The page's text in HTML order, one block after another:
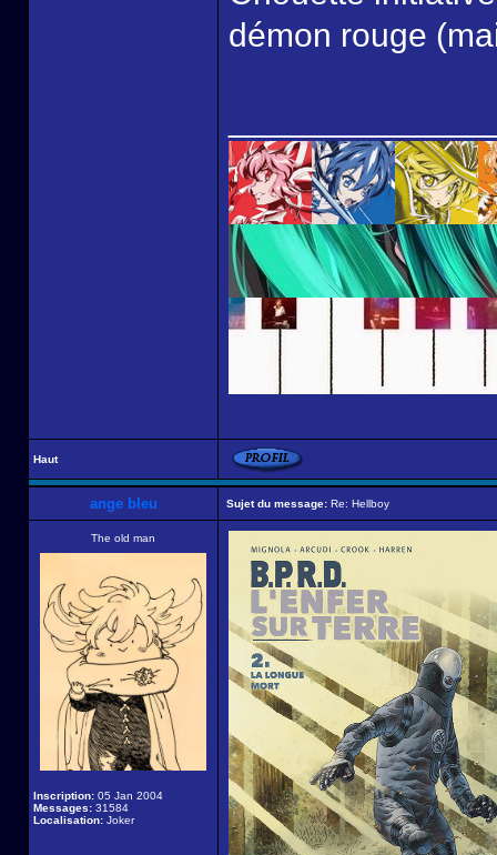
démon rouge
Haut
ange bleu Sujet du message: Re: Hellboy
The old man
Inscription: 05 Jan 2004
Messages: 31584
Localisation: Joker